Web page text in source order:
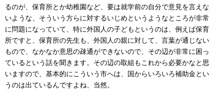
るのが、保育所とか幼稚園など、要は就学前の自分で意見を言えな
いような、そういう方らに対するいじめというようなところが非常
に問題になっていて、特に外国人の子どもというのは、例えば保育
所ですと、保育所の先生も、外国人の親に対して、言葉が通じない
もので、なかなか意思の疎通ができないので、その辺が非常に困っ
ているという話を聞きます。その辺の取組もこれから必要かなと思
いますので、基本的にこういう市へは、国からいろいろ補助金とい
うのは出ているんですよね、当然。